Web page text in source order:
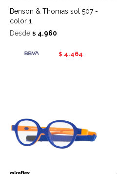
Benson & Thomas sol 507 -
color 1
Desde $ 4.960
$ 4.464